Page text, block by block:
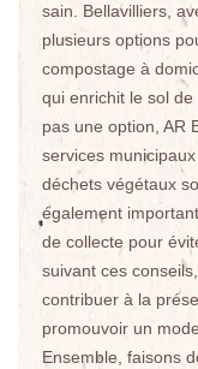
sain. Bellavilliers,
plusieurs options
compostage à
qui enrichit le sol
pas une option, AR
services
déchets végétaux
également
de collecte pour
suivant ces
contribuer à la
promouvoir un
Ensemble, faisons